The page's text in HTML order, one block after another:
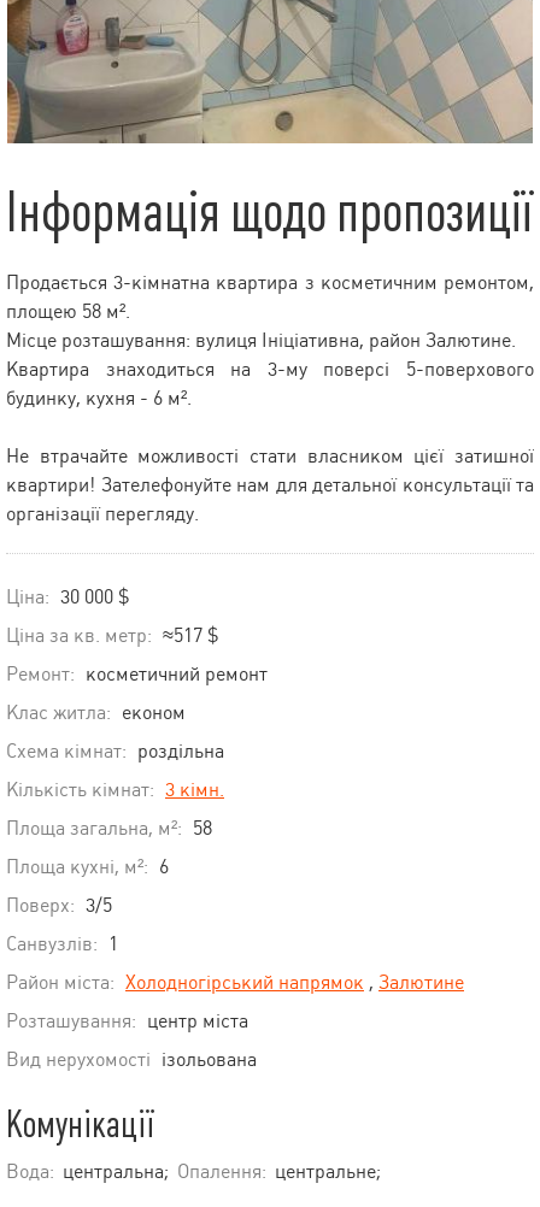
Інформація щодо пропозиції
Продається 3-кімнатна квартира з косметичним ремонтом,
площею 58 м².
Місце розташування: вулиця Ініціативна, район Залютине.
Квартира знаходиться на 3-му поверсі 5-поверхового
будинку, кухня - 6 м².
Не втрачайте можливості стати власником цієї затишної
квартири! Зателефонуйте нам для детальної консультації та
організації перегляду.
Ціна: 30 000 $
Ціна за кв. метр: ≈517 $
Ремонт: косметичний ремонт
Клас житла: економ
Схема кімнат: роздільна
Кількість кімнат: 3 кімн.
Площа загальна, м²: 58
Площа кухні, м²: 6
Поверх: 3/5
Санвузлів:
1
Район міста: Холодногірський напрямок , Залютине
Розташування: центр міста
Вид нерухомості ізольована
Комунікації
Вода: центральна; Опалення: центральне;